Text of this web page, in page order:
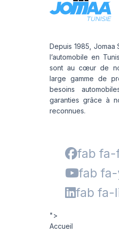
Depuis 1985,
l’automobile en
sont au cœur de
large gamme de
besoins
garanties grâce à
reconnues.
fab fa-
fab
fab fa-
">
Accueil